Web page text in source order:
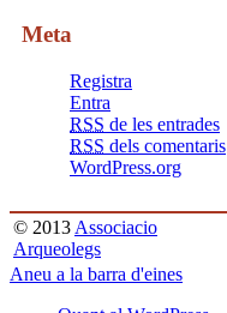
Meta
Registra
Entra
RSS de les entrades
RSS dels comentaris
WordPress.org
© 2013 Associacio
Arqueolegs
Aneu a la barra d'eines